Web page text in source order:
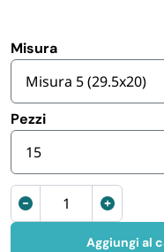
AVVOLGENTI E
PARTY
Misura
Misura 5 (29.5x20)
Pezzi
15
Vassoi
pasticceria
Aggiungi al